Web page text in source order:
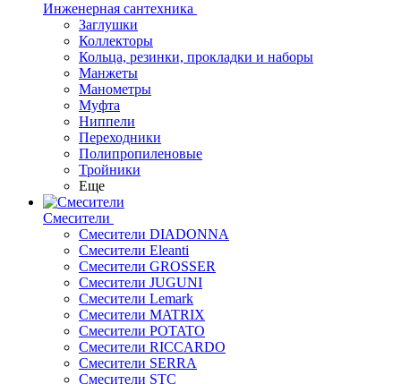
Инженерная сантехника
Заглушки
Коллекторы
Кольца, резинки, прокладки и наборы
Манжеты
Манометры
Муфта
Ниппели
Переходники
Полипропиленовые
Тройники
Еще
Смесители
Смесители DIADONNA
Смесители Eleanti
Смесители GROSSER
Смесители JUGUNI
Смесители Lemark
Смесители MATRIX
Смесители POTATO
Смесители RICCARDO
Смесители SERRA
Смесители STC